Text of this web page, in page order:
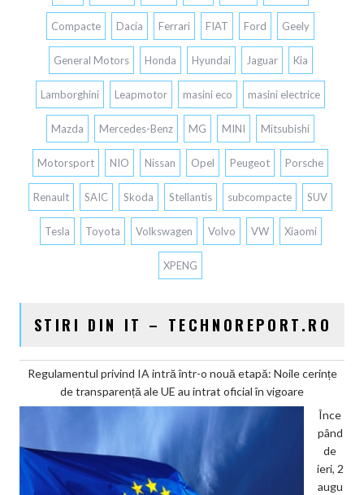
Compacte Dacia Ferrari FIAT Ford Geely
General Motors Honda Hyundai Jaguar Kia
Lamborghini Leapmotor masini eco masini electrice
Mazda Mercedes-Benz MG MINI Mitsubishi
Motorsport NIO Nissan Opel Peugeot Porsche
Renault SAIC Skoda Stellantis subcompacte SUV
Tesla Toyota Volkswagen Volvo VW Xiaomi
XPENG
STIRI DIN IT – TECHNOREPORT.RO
Regulamentul privind IA intră într-o nouă etapă: Noile cerințe
de transparență ale UE au intrat oficial în vigoare
Înce
pând
de
ieri, 2
augu